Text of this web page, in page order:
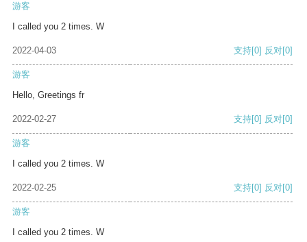
游客
I called you 2 times. W
2022-04-03 支持[0] 反对[0]
游客
Hello, Greetings fr
2022-02-27 支持[0] 反对[0]
游客
I called you 2 times. W
2022-02-25 支持[0] 反对[0]
游客
I called you 2 times. W